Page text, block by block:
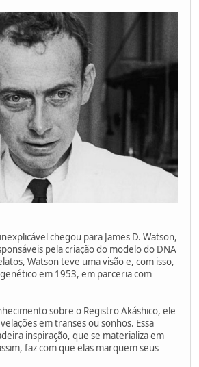
chegou para James D. Watson,
pela criação do modelo do DNA
Watson teve uma visão e, com isso,
em 1953, em parceria com
sobre o Registro Akáshico, ele
em transes ou sonhos. Essa
inspiração, que se materializa em
faz com que elas marquem seus